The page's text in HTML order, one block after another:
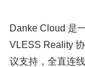
Danke Cloud 是
VLESS Reality
议支持，全直连